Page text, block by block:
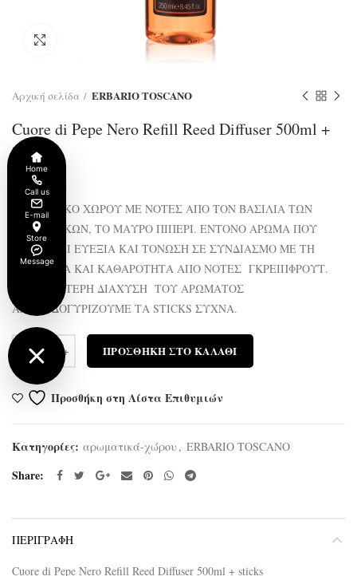
Αρχική σελίδα ERBARIO TOSCANO
Cuore di Pepe Nero Refill Reed Diffuser 500ml +
sticks
60.00
ΑΡΩΜΑΤΙΚΟ ΧΩΡΟΥ ΜΕ ΝΟΤΕΣ ΑΠΟ ΤΟΝ ΒΑΣΙΛΙΑ ΤΩΝ
ΜΠΑΧΑΡΙΚΩΝ, ΤΟ ΜΑΥΡΟ ΠΙΠΕΡΙ. ΕΝΤΟΝΟ ΑΡΩΜΑ ΠΟΥ
ΠΡΟΣΔΙΔΕΙ ΕΥΕΞΙΑ ΚΑΙ ΤΟΝΩΣΗ ΣΕ ΣΥΝΔΙΑΣΜΟ ΜΕ ΤΗ
ΦΡΕΣΚΑΔΑ ΚΑΙ ΚΑΘΑΡΟΤΗΤΑ ΑΠΟ ΝΟΤΕΣ ΓΚΡΕΙΠΦΡΟΥΤ.
ΓΙΑ ΚΑΛΥΤΕΡΗ ΔΙΑΧΥΣΗ ΤΟΥ ΑΡΩΜΑΤΟΣ
ΑΝΑΠΟΔΟΓΥΡΙΖΟΥΜΕ ΤΑ STICKS ΣΥΧΝΑ.
Ποσότητα
ΠΡΟΣΘΉΚΗ ΣΤΟ ΚΑΛΆΘΙ
Προσθήκη στη Λίστα Επιθυμιών
Κατηγορίες: αρωματικά-χώρου, ERBARIO TOSCANO
Share
ΠΕΡΙΓΡΑΦΉ
Cuore di Pepe Nero Refill Reed Diffuser 500ml + sticks
Home
Call us
E-mail
Store
Message